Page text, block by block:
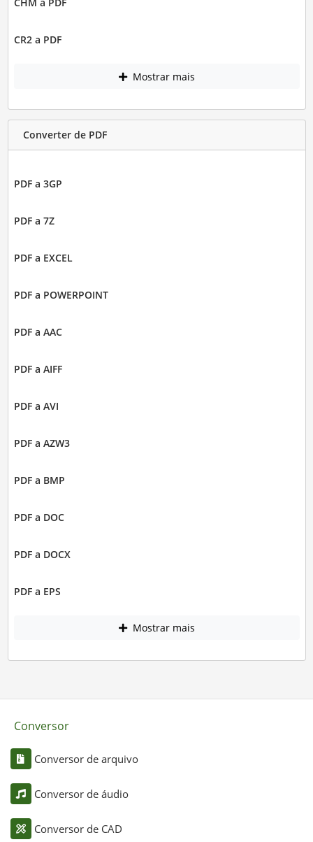
CHM a PDF
CR2 a PDF
Mostrar mais
Converter de PDF
PDF a 3GP
PDF a 7Z
PDF a EXCEL
PDF a POWERPOINT
PDF a AAC
PDF a AIFF
PDF a AVI
PDF a AZW3
PDF a BMP
PDF a DOC
PDF a DOCX
PDF a EPS
Mostrar mais
Conversor
Conversor de arquivo
Conversor de áudio
Conversor de CAD